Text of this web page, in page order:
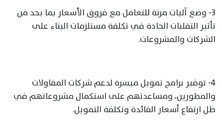
3- وضع آليات مرنة للتعامل مع فروق الأسعار بما يحد من
تأثير التقلبات الحادة في تكلفة مستلزمات البناء على
الشركات والمشروعات.
4- توفير برامج تمويل ميسرة لدعم شركات المقاولات
والمطورين، ومساعدتهم على استكمال مشروعاتهم في
ظل ارتفاع أسعار الفائدة وتكلفة التمويل.